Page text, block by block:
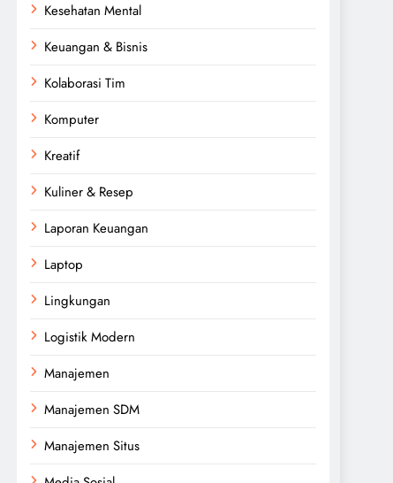
Kesehatan Mental
Keuangan & Bisnis
Kolaborasi Tim
Komputer
Kreatif
Kuliner & Resep
Laporan Keuangan
Laptop
Lingkungan
Logistik Modern
Manajemen
Manajemen SDM
Manajemen Situs